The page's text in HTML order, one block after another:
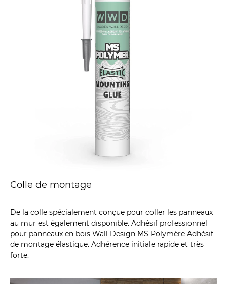
Colle de montage
De la colle spécialement conçue pour coller les panneaux
au mur est également disponible. Adhésif professionnel
pour panneaux en bois Wall Design MS Polymère Adhésif
de montage élastique. Adhérence initiale rapide et très
forte.